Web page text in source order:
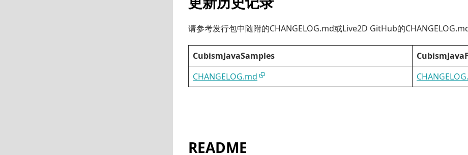
请参考发行包中随附的CHANGELOG.md或Live2D GitHub的CHANGELOG.md
CubismJavaSamples
CHANGELOG.md
README